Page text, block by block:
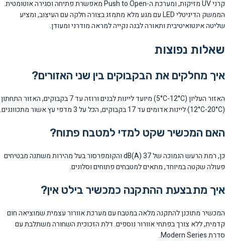
קרני UV מזיקות, ומערכת ה-Push to Open מאפשרת פתיחה וסגירה אוטומטית.
הממשק הדיגיטלי LED עם מגע מלא מתמזג בצורה חלקה עם העיצוב, ומציע
שליטה אינטואיטיבית ותאורה לבנה נקייה למראה מודרני ומעודן.
שאלות נפוצות
איך מחלקים את הבקבוקים בין שני האזורים?
האזור העליון (5°C-12°C) מיועד ליינות לבנים ורוזה עד 7 בקבוקים, האזור התחתון
(12°C-20°C) ליינות אדומים עד 17 בקבוקים, הכל על 3 מדפי עץ אשור מתכווננים.
האם המכשיר שקט למדי למטבח פתוח?
כן, רמת הרעש הנמוכה של 37 dB(A) והקומפרסור בעל מהירות משתנה מבטיחים
פעולה שקטה במיוחד, מתאים למטבחים פתוחים וסלונים.
איך מתבצעת ההתקנה כמכשיר בילט אין?
המכשיר מתוכנן להתקנה מלאה במטבח עם מערכת אוורור עצמית שמוציאה חום
קדמית, ללא צורך בפתחי אוורור נוספים. דלת הזכוכית השחורה משתלבת עם
סדרת Modern Series.